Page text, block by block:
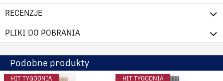
RECENZJE
PLIKI DO POBRANIA
Podobne produkty
HIT TYGODNIA HIT TYGODNIA